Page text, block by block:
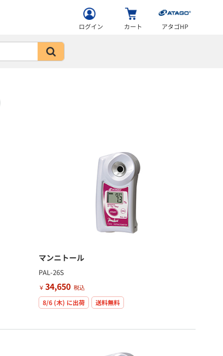
ログイン カート アタゴHP
マンニトール
PAL-26S
￥34,650 税込
8/6 (木) に出荷 送料無料